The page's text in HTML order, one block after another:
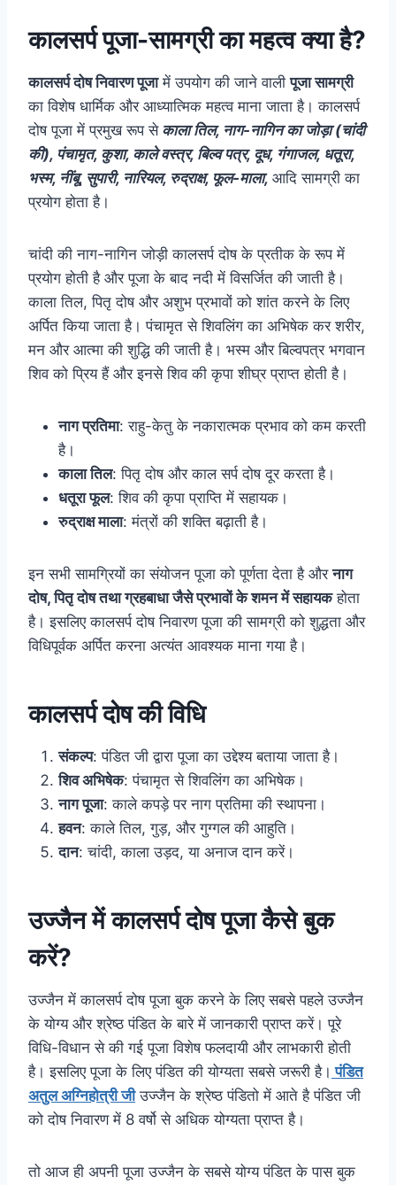
कालसर्प पूजा-सामग्री का महत्व क्या है?
कालसर्प दोष निवारण पूजामें उपयोग की जाने वालीपूजा सामग्री
का विशेष धार्मिक और आध्यात्मिक महत्व माना जाता है। कालसर्प
दोष पूजा में प्रमुख रूप से काला तिल, नाग-नागिन का जोड़ा (चांदी
की), पंचामृत, कुशा, काले वस्त्र, बिल्व पत्र, दूध, गंगाजल, धतूरा,
भस्म, नींबू, सुपारी, नारियल, रुद्राक्ष, फूल-माला, आदि सामग्री का
प्रयोग होता है।
चांदी की नाग-नागिन जोड़ी कालसर्प दोष के प्रतीक के रूप में
प्रयोग होती है और पूजा के बाद नदी में विसर्जित की जाती है।
काला तिल, पितृ दोष और अशुभ प्रभावों को शांत करने के लिए
अर्पित किया जाता है। पंचामृत से शिवलिंग का अभिषेक कर शरीर,
मन और आत्मा की शुद्धि की जाती है। भस्म और बिल्वपत्र भगवान
शिव को प्रिय हैं और इनसे शिव की कृपा शीघ्र प्राप्त होती है।
नाग प्रतिमा: राहु-केतु के नकारात्मक प्रभाव को कम करती
है।
काला तिल: पितृ दोष और काल सर्प दोष दूर करता है।
धतूरा फूल: शिव की कृपा प्राप्ति में सहायक।
रुद्राक्ष माला: मंत्रों की शक्ति बढ़ाती है।
इन सभी सामग्रियों का संयोजन पूजा को पूर्णता देता है औरनाग
दोष, पितृ दोष तथा ग्रहबाधा जैसे प्रभावों के शमन में सहायकहोता
है। इसलिए कालसर्प दोष निवारण पूजा की सामग्री को शुद्धता और
विधिपूर्वक अर्पित करना अत्यंत आवश्यक माना गया है।
कालसर्प दोष की विधि
संकल्प: पंडित जी द्वारा पूजा का उद्देश्य बताया जाता है।
शिव अभिषेक: पंचामृत से शिवलिंग का अभिषेक।
नाग पूजा: काले कपड़े पर नाग प्रतिमा की स्थापना।
हवन: काले तिल, गुड़, और गुग्गल की आहुति।
दान: चांदी, काला उड़द, या अनाज दान करें।
उज्जैन में कालसर्प दोष पूजा कैसे बुक
करें?
उज्जैन में कालसर्प दोष पूजा बुक करने के लिए सबसे पहले उज्जैन
के योग्य और श्रेष्ठ पंडित के बारे में जानकारी प्राप्त करें। पूरे
विधि-विधान से की गई पूजा विशेष फलदायी और लाभकारी होती
है। इसलिए पूजा के लिए पंडित की योग्यता सबसे जरूरी है। पंडित
अतुल अग्निहोत्री जीउज्जैन के श्रेष्ठ पंडितो में आते है पंडित जी
को दोष निवारण में 8 वर्षो से अधिक योग्यता प्राप्त है।
तो आज ही अपनी पूजा उज्जैन के सबसे योग्य पंडित के पास बुक